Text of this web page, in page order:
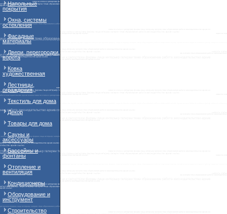
Напольные
покрытия
Окна, системы
остекления
Фасадные
материалы
Двери, перегородки,
ворота
Ковка
художественная
Лестницы,
ограждения
Текстиль для дома
Декор
Товары для дома
Сауны и
аксессуары
Бассейны и
фонтаны
Отопление и
вентиляция
Кондиционеры
Оборудование и
инструмент
Строительство